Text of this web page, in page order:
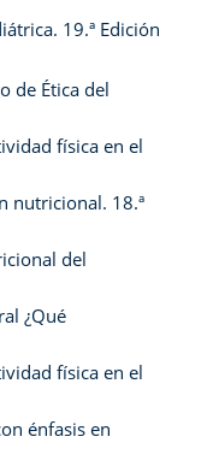
19.ª Edición
de Ética del
física en el
nutricional. 18.ª
del
¿Qué
física en el
énfasis en